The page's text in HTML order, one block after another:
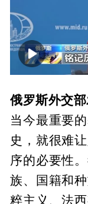
00:00
俄罗斯外交
当今最重要
史，就很难
序的必要性
族、国籍和
粹主义、法